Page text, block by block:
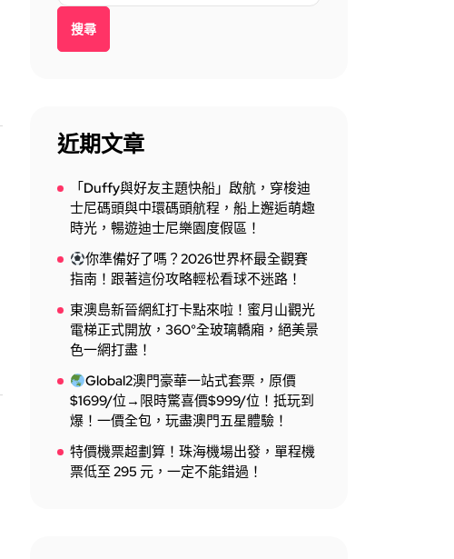
搜尋
近期文章
「Duffy與好友主題快船」啟航，穿梭迪
士尼碼頭與中環碼頭航程，船上邂逅萌趣
時光，暢遊迪士尼樂園度假區！
你準備好了嗎？2026世界杯最全觀賽
指南！跟著這份攻略輕松看球不迷路！
東澳島新晉網紅打卡點來啦！蜜月山觀光
電梯正式開放，360°全玻璃轎廂，絕美景
色一網打盡！
Global2澳門豪華一站式套票，原價
$1699/位→限時驚喜價$999/位！抵玩到
爆！一價全包，玩盡澳門五星體驗！
特價機票超劃算！珠海機場出發，單程機
票低至 295 元，一定不能錯過！